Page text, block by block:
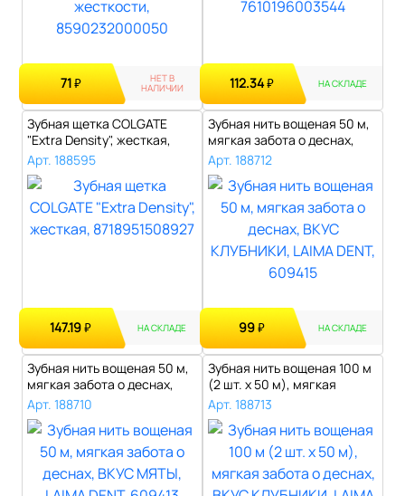
71₽ НЕТ В
НАЛИЧИИ 112.34₽ НА СКЛАДЕ
Зубная щетка COLGATE
"Extra Density", жесткая,
87189515..
Арт. 188595
147.19₽ НА СКЛАДЕ
Зубная нить вощеная 50 м,
мягкая забота о деснах,
ВКУС ..
Арт. 188712
99₽ НА СКЛАДЕ
Зубная нить вощеная 50 м,
мягкая забота о деснах,
ВКУС ..
Арт. 188710
Зубная нить вощеная 100 м
(2 шт. х 50 м), мягкая
забота..
Арт. 188713